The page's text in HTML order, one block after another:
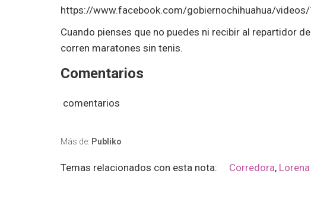
https://www.facebook.com/gobiernochihuahua/
Cuando pienses que no puedes ni recibir al repartidor
corren maratones sin tenis.
Comentarios
comentarios
Más de: Publiko
Temas relacionados con esta nota: Corredora,